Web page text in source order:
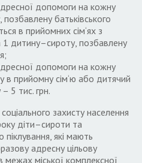
допомоги на кожну
, позбавлену батьківського
в прийомних сім‘ях з
1 дитину–сироту, позбавлену
;
допомоги на кожну
в прийомну сім‘ю або дитячий
– 5 тис. грн.
захисту населення
діти–сироти та
піклування, які мають
адресну цільову
міської комплексної